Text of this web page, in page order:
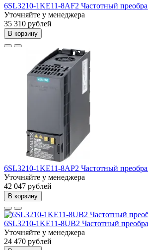
6SL3210-1KE11-8AF2 Частотный
Уточняйте у менеджера
35 310 рублей
В корзину
6SL3210-1KE11-8AP2 Частотный
Уточняйте у менеджера
42 047 рублей
В корзину
6SL3210-1KE11-8UB2 Частотный
Уточняйте у менеджера
24 470 рублей